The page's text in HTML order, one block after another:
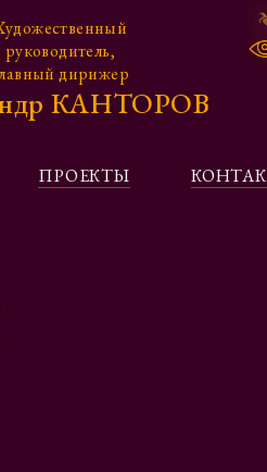
руководитель,
дирижер
КАНТОРОВ
ПРОЕКТЫ